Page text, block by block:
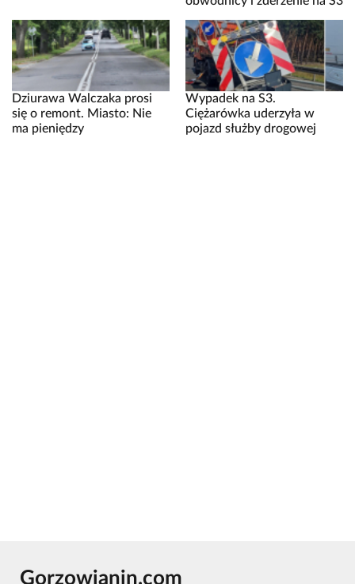
Dziurawa Walczaka prosi
się o remont. Miasto: Nie
ma pieniędzy
Wypadek na S3.
Ciężarówka uderzyła w
pojazd służby drogowej
Gorzowianin.com